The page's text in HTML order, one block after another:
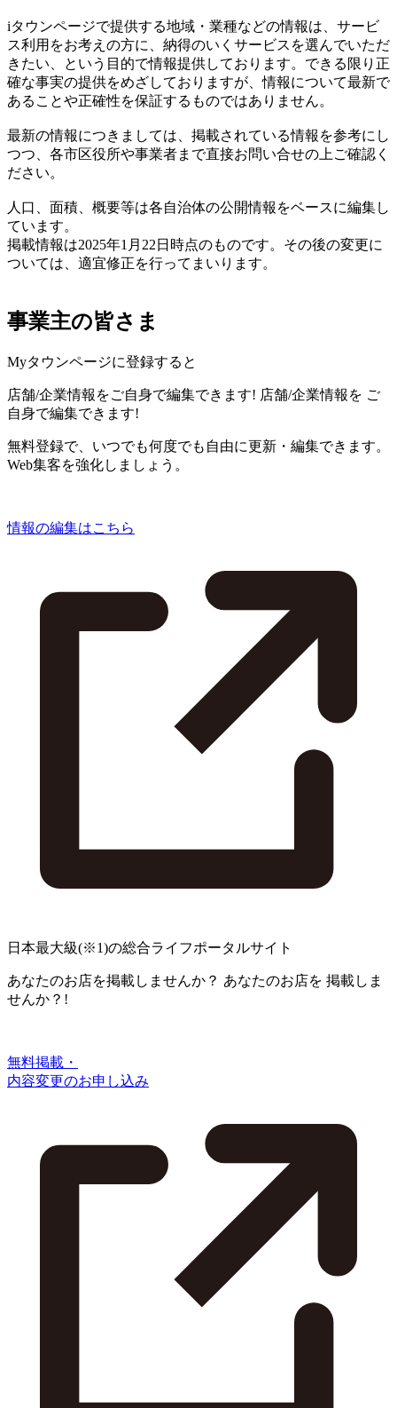
iタウンページで提供する地域・業種などの情報は、サービ
ス利用をお考えの方に、納得のいくサービスを選んでいただ
きたい、という目的で情報提供しております。できる限り正
確な事実の提供をめざしておりますが、情報について最新で
あることや正確性を保証するものではありません。
最新の情報につきましては、掲載されている情報を参考にし
つつ、各市区役所や事業者まで直接お問い合せの上ご確認く
ださい。
人口、面積、概要等は各自治体の公開情報をベースに編集し
ています。
掲載情報は2025年1月22日時点のものです。その後の変更に
ついては、適宜修正を行ってまいります。
事業主の皆さま
Myタウンページに登録すると
店舗/企業情報をご自身で編集できます! 店舗/企業情報を ご
自身で編集できます!
無料登録で、いつでも何度でも自由に更新・編集できます。
Web集客を強化しましょう。
情報の編集はこちら
日本最大級(※1)の総合ライフポータルサイト
あなたのお店を掲載しませんか？ あなたのお店を 掲載しま
せんか？!
無料掲載・
内容変更のお申し込み